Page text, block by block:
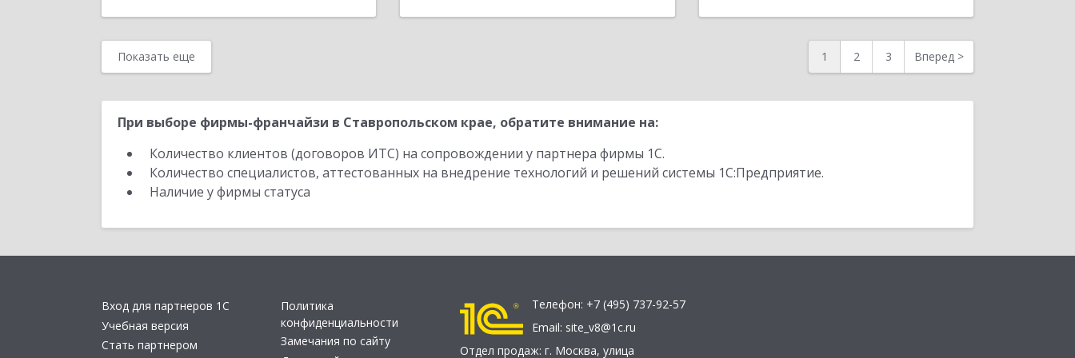
Показать еще 1 2 3 Вперед >
При выборе фирмы-франчайзи в Ставропольском крае, обратите внимание на:
Количество клиентов (договоров ИТС) на сопровождении у партнера фирмы 1С.
Количество специалистов, аттестованных на внедрение технологий и решений системы 1С:Предприятие.
Наличие у фирмы статуса
Вход для партнеров 1С
Учебная версия
Стать партнером
Политика
конфиденциальности
Замечания по сайту
Телефон: +7 (495) 737-92-57
Email: site_v8@1c.ru
Отдел продаж: г. Москва, улица